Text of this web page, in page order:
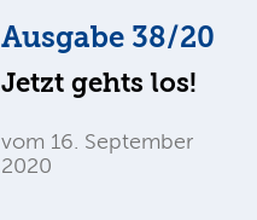
Ausgabe 38/20
Jetzt gehts los!
vom 16. September
2020